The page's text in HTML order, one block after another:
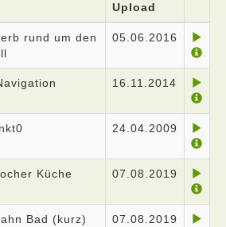
Upload
rund um den
05.06.2016
16.11.2014
24.04.2009
Küche 07.08.2019
Bad (kurz) 07.08.2019